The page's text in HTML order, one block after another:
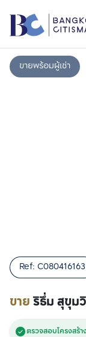
ขายพร้อมผู้เช่า
ขายริธึ่ม สุขุม
Ref: C080416163
ตรวจสอบโครงสร้